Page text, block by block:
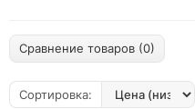
Сравнение товаров (0)
Сортировка: